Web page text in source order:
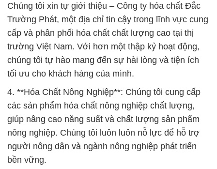
Chúng tôi xin tự giới thiệu – Công ty hóa chất Đắc
Trường Phát, một địa chỉ tin cậy trong lĩnh vực cung
cấp và phân phối hóa chất chất lượng cao tại thị
trường Việt Nam. Với hơn một thập kỷ hoạt động,
chúng tôi tự hào mang đến sự hài lòng và tiện ích
tối ưu cho khách hàng của mình.
4. **Hóa Chất Nông Nghiệp**: Chúng tôi cung cấp
các sản phẩm hóa chất nông nghiệp chất lượng,
giúp nâng cao năng suất và chất lượng sản phẩm
nông nghiệp. Chúng tôi luôn luôn nỗ lực để hỗ trợ
người nông dân và ngành nông nghiệp phát triển
bền vững.